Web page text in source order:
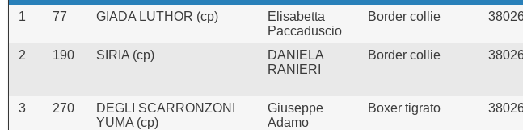
1 77 GIADA LUTHOR (cp)
Elisabetta
Paccaduscio
Border collie
2
190 SIRIA (cp)
DANIELA
RANIERI
Border collie
3 270
DEGLI SCARRONZONI
YUMA (cp)
Giuseppe
Adamo
Boxer tigrato